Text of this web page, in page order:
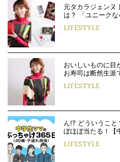
元タカラジェンヌ
は？ 「ユニーク
LIFESTYLE
おいしいものに目
お寿司は断然生派
LIFESTYLE
ん!? どういうこ
ぼほぼ当たる！【
LIFESTYLE